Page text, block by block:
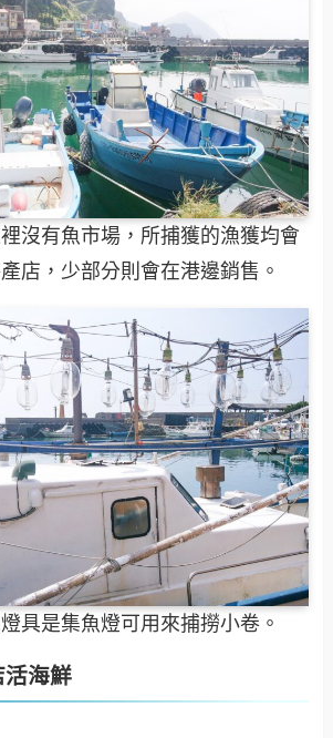
沒有魚市場，所捕獲的漁獲均會
店，少部分則會在港邊銷售。
具是集魚燈可用來捕撈小卷。
活海鮮